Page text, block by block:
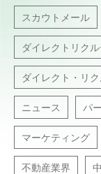
スカウトメール
ダイレクトリク
ダイレクト・リ
ニュース パ
マーケティング
不動産業界